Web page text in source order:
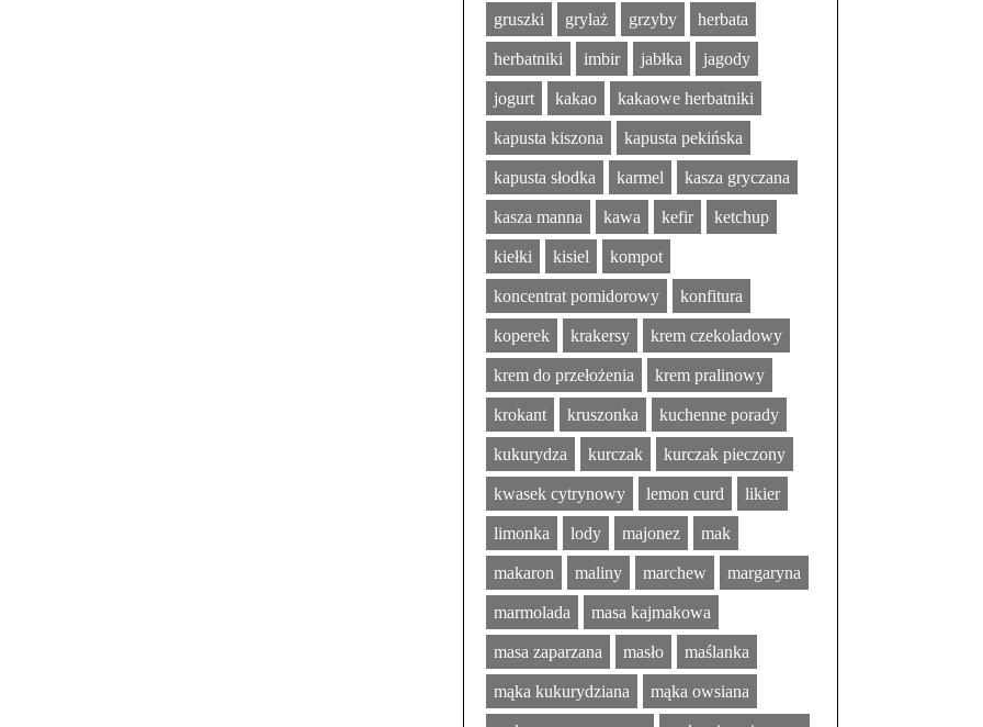
gruszki grylaż grzyby herbata
herbatniki imbir jabłka jagody
jogurt kakao kakaowe herbatniki
kapusta kiszona kapusta pekińska
kapusta słodka karmel kasza gryczana
kasza manna kawa kefir ketchup
kiełki kisiel kompot
koncentrat pomidorowy konfitura
koperek krakersy krem czekoladowy
krem do przełożenia krem pralinowy
krokant kruszonka kuchenne porady
kukurydza kurczak kurczak pieczony
kwasek cytrynowy lemon curd likier
limonka lody majonez mak
makaron maliny marchew margaryna
marmolada masa kajmakowa
masa zaparzana masło maślanka
mąka kukurydziana mąka owsiana